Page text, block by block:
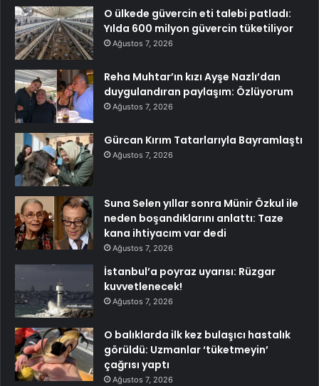
O ülkede güvercin eti talebi patladı:
Yılda 600 milyon güvercin tüketiliyor
Ağustos 7, 2026
Reha Muhtar’ın kızı Ayşe Nazlı’dan
duygulandıran paylaşım: Özlüyorum
Ağustos 7, 2026
Gürcan Kırım Tatarlarıyla Bayramlaştı
Ağustos 7, 2026
Suna Selen yıllar sonra Münir Özkul ile
neden boşandıklarını anlattı: Taze
kana ihtiyacım var dedi
Ağustos 7, 2026
İstanbul’a poyraz uyarısı: Rüzgar
kuvvetlenecek!
Ağustos 7, 2026
O balıklarda ilk kez bulaşıcı hastalık
görüldü: Uzmanlar ‘tüketmeyin’
çağrısı yaptı
Ağustos 7, 2026